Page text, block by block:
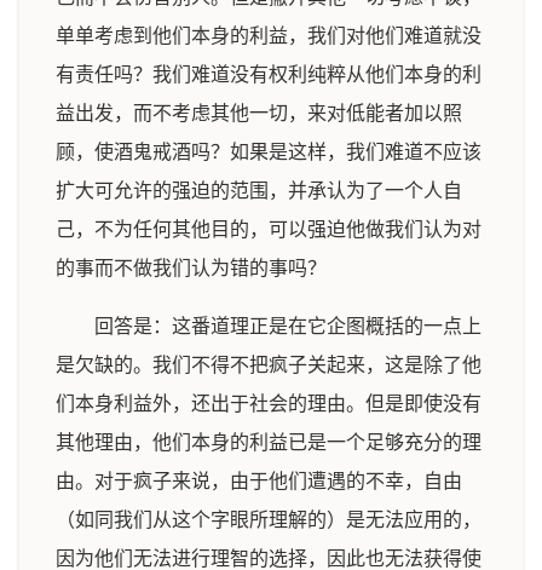
单单考虑到他们本身的利益，我们对他们难道就没
有责任吗？我们难道没有权利纯粹从他们本身的利
益出发，而不考虑其他一切，来对低能者加以照
顾，使酒鬼戒酒吗？如果是这样，我们难道不应该
扩大可允许的强迫的范围，并承认为了一个人自
己，不为任何其他目的，可以强迫他做我们认为对
的事而不做我们认为错的事吗？
回答是：这番道理正是在它企图概括的一点上
是欠缺的。我们不得不把疯子关起来，这是除了他
们本身利益外，还出于社会的理由。但是即使没有
其他理由，他们本身的利益已是一个足够充分的理
由。对于疯子来说，由于他们遭遇的不幸，自由
（如同我们从这个字眼所理解的）是无法应用的，
因为他们无法进行理智的选择，因此也无法获得使